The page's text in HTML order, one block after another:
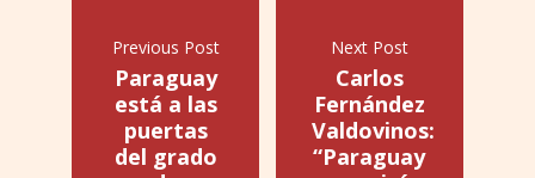
Previous Post
Paraguay
está a las
puertas
del grado
Next Post
Carlos
Fernández
Valdovinos:
“Paraguay